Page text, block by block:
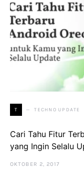
T TECHNO UPDATE
Cari Tahu Fitur
yang Ingin Selalu
OKTOBER 2, 2017